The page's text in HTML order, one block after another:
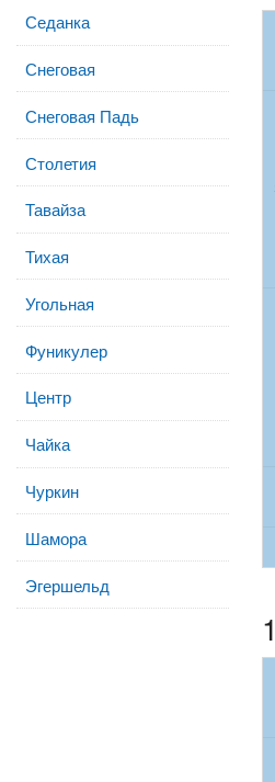
Седанка
Снеговая
Снеговая Падь
Столетия
Тавайза
Тихая
Угольная
Фуникулер
Центр
Чайка
Чуркин
Шамора
Эгершельд